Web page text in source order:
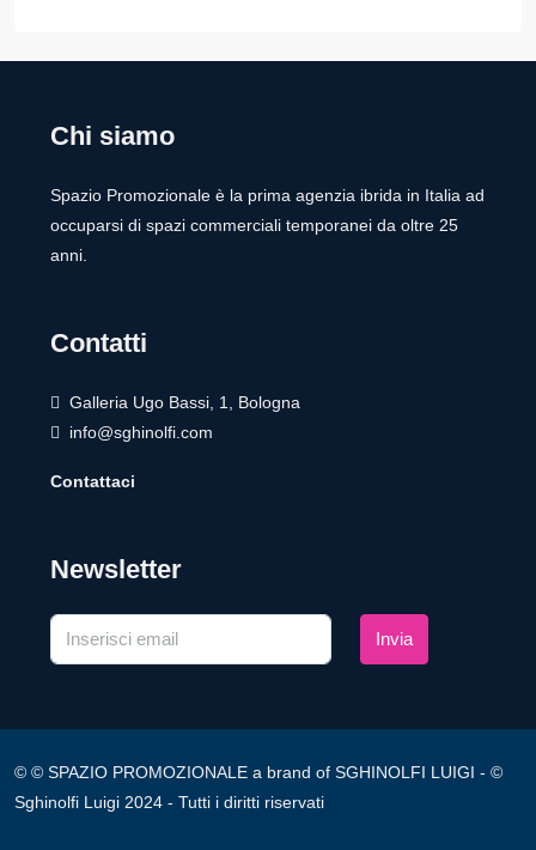
Chi siamo
Spazio Promozionale è la prima agenzia ibrida in Italia ad
occuparsi di spazi commerciali temporanei da oltre 25
anni.
Contatti
Galleria Ugo Bassi, 1, Bologna
info@sghinolfi.com
Contattaci
Newsletter
Invia
© © SPAZIO PROMOZIONALE a brand of SGHINOLFI LUIGI - ©
Sghinolfi Luigi 2024 - Tutti i diritti riservati